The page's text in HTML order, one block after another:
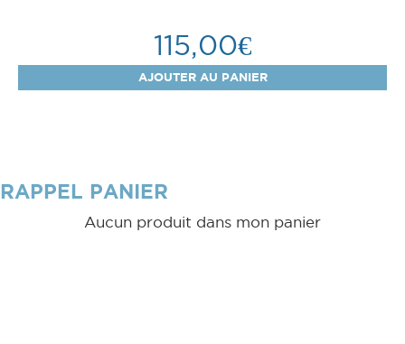
115,00€
RAPPEL PANIER
Aucun produit dans mon panier